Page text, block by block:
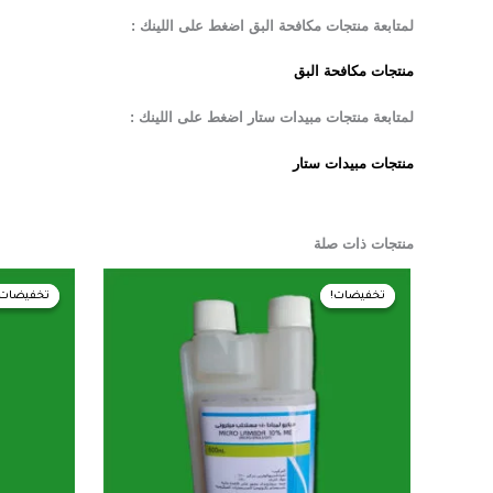
لمتابعة منتجات مكافحة البق اضغط على اللينك :
منتجات مكافحة البق
لمتابعة منتجات مبيدات ستار اضغط على اللينك :
منتجات مبيدات ستار
منتجات ذات صلة
تخفيضات!
تخفيضات!
السعر
الأصلي
هو:
400,00 EGP.
السعر
هو:
390,00 EGP.